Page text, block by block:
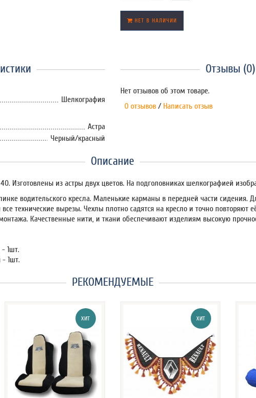
НЕТ В НАЛИЧИИ
Шелкография
Астра
Черный/красный
Отзывы (0)
Нет отзывов об этом товаре.
0 отзывов / Написать отзыв
Описание
Изготовлены из астры двух цветов. На подголовниках шелкографией
водительского кресла. Маленькие карманы в передней части сидения.
технические вырезы. Чехлы плотно садятся на кресло и точно повторяют
Качественные нити, и ткани обеспечивают изделиям высокую
- 1шт.
- 1шт.
РЕКОМЕНДУЕМЫЕ
ХИТ ХИТ